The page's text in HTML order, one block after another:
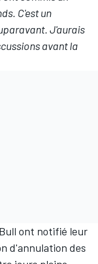
C'est un
J'aurais
avant la
ont notifié leur
d'annulation des